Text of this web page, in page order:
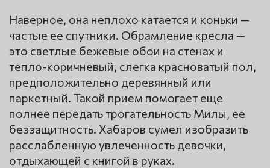
Наверное, она неплохо катается и коньки —
частые ее спутники. Обрамление кресла —
это светлые бежевые обои на стенах и
тепло-коричневый, слегка красноватый пол,
предположительно деревянный или
паркетный. Такой прием помогает еще
полнее передать трогательность Милы, ее
беззащитность. Хабаров сумел изобразить
расслабленную увлеченность девочки,
отдыхающей с книгой в руках.